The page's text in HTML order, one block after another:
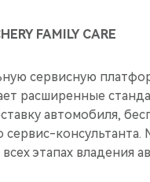
FAMILY CARE
сервисную
расширенные
автомобиля,
этапах владения